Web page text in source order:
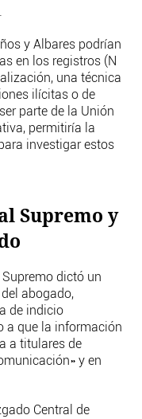
y Albares podrían
en los registros (N
una técnica
ilícitas o de
parte de la Unión
permitiría la
investigar estos
Supremo y
dictó un
abogado,
de indicio
a que la información
a titulares de
y en
Central de